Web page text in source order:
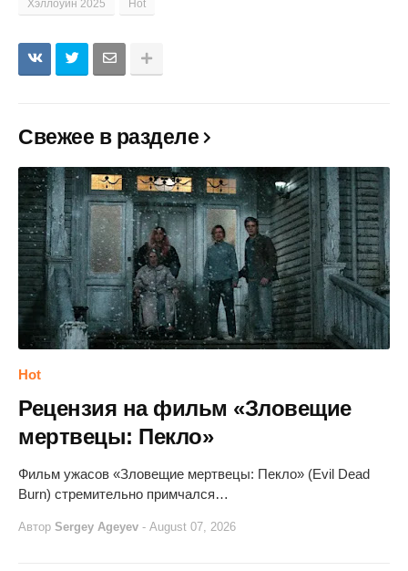
Хэллоуин 2025 Hot
Свежее в разделе
Hot
Рецензия на фильм «Зловещие
мертвецы: Пекло»
Фильм ужасов «Зловещие мертвецы: Пекло» (Evil Dead
Burn) стремительно примчался…
Автор Sergey Ageyev - August 07, 2026